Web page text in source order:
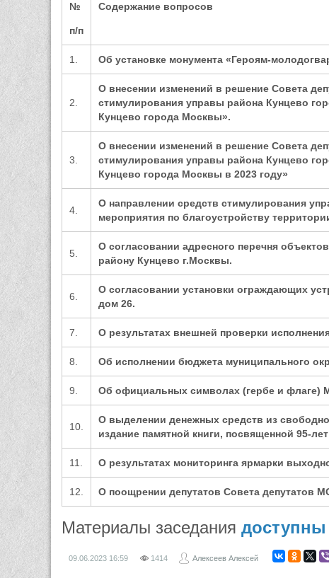
№
п/п
Содержание вопросов
1. Об установке монумента «Героям-
2.
О внесении изменений в решение Совета
стимулирования управы района Кунцево
Кунцево города Москвы».
3.
О внесении изменений в решение Совета
стимулирования управы района Кунцево
Кунцево города Москвы в 2023 году»
4.
О направлении средств стимулирования
мероприятия по благоустройству
5.
О согласовании адресного перечня
району Кунцево г.Москвы.
6.
О согласовании установки ограждающих
дом 26.
7. О результатах внешней проверки
8. Об исполнении бюджета муниципального
9. Об официальных символах (гербе и флаге)
10.
О выделении денежных средств из
издание памятной книги, посвященной 95-
11. О результатах мониторинга ярмарки
12. О поощрении депутатов Совета депутатов
Материалы заседания доступны
09.06.2023 16:59 1414 Алексеев Алексей